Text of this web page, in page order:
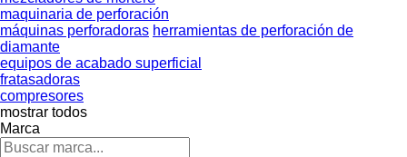
maquinaria de perforación
máquinas perforadoras herramientas de perforación de
diamante
equipos de acabado superficial
fratasadoras
compresores
mostrar todos
Marca